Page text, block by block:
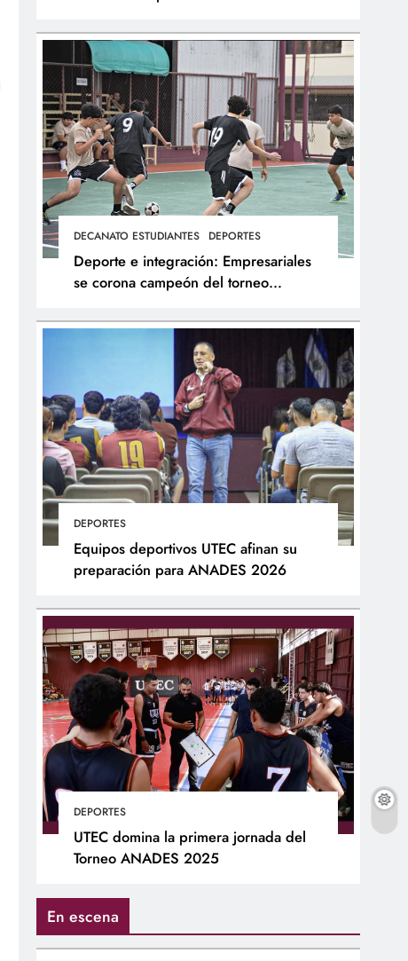
DECANATO ESTUDIANTES DEPORTES
Deporte e integración: Empresariales
se corona campeón del torneo
DEPORTES
Equipos deportivos UTEC afinan su
preparación para ANADES 2026
DEPORTES
UTEC domina la primera jornada del
Torneo ANADES 2025
En escena